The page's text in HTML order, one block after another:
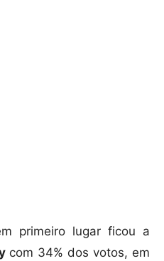
primeiro lugar ficou a
com 34% dos votos, em